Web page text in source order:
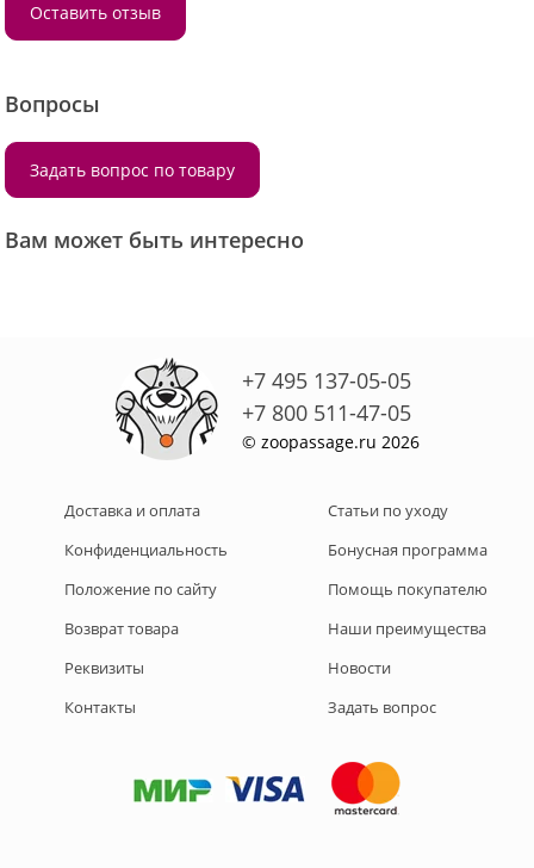
Оставить отзыв
Вопросы
Задать вопрос по товару
Вам может быть интересно
+7 495 137-05-05
+7 800 511-47-05
© zoopassage.ru 2026
Доставка и оплата
Конфиденциальность
Положение по сайту
Возврат товара
Реквизиты
Контакты
Статьи по уходу
Бонусная программа
Помощь покупателю
Наши преимущества
Новости
Задать вопрос